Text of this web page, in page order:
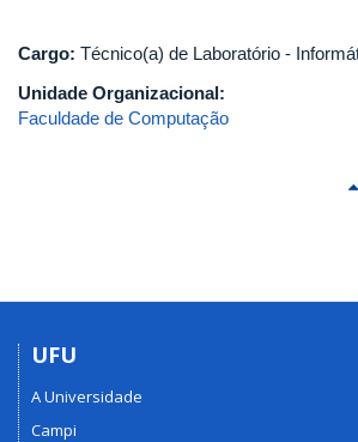
Cargo: Técnico(a) de Laboratório -
Unidade Organizacional:
Faculdade de Computação
UFU
A Universidade
Campi